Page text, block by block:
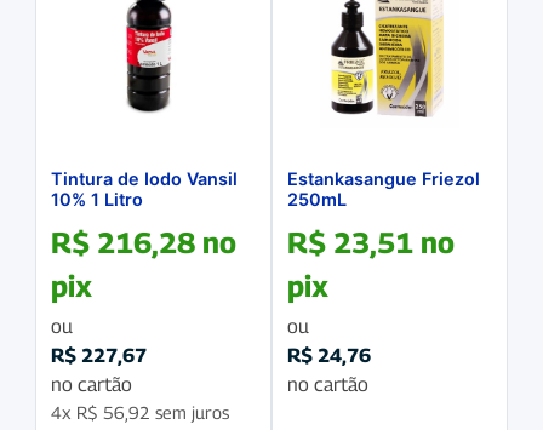
Tintura de Iodo Vansil
10% 1 Litro
R$ 216,28 no
pix
ou
R$ 227,67
no cartão
4x R$ 56,92 sem juros
Estankasangue Friezol
250mL
R$ 23,51 no
pix
ou
R$ 24,76
no cartão